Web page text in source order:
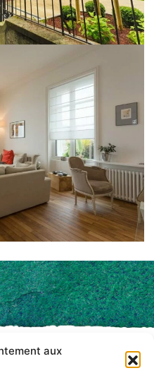
aux
DÉCORATION